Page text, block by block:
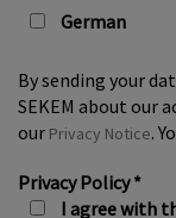
German
By sending your
SEKEM about our
our Privacy Notice.
Privacy Policy*
I agree with